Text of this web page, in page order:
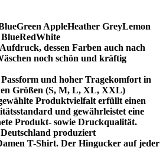
Green AppleHeather GreyLemon
RedWhite
dessen Farben auch nach
noch schön und kräftig
Passform und hoher Tragekomfort in
Größen (S, M, L, XL, XXL)
Produktvielfalt erfüllt einen
und gewährleistet eine
Produkt- sowie Druckqualität.
produziert
T-Shirt. Der Hingucker auf jeder